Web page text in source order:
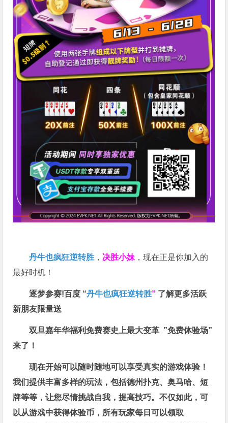
丹牛也疯狂逆转胜 ， 决胜小妹 ，现在正是你加入的
最好时机！
逐梦参赛!百度 “丹牛也疯狂逆转胜” 了解更多活跃
新朋友限量送
双旦嘉年华福利免费赛史上最大变革 ”免费体验场”
来了！
现在开始可以随时随地可以享受真实的游戏体验！
我们提供丰富多样的玩法，包括德州扑克、奥马哈、短
牌等等，让您尽情挑战自我，提高技巧。不仅如此，可
以从游戏中获得体验币，所有玩家每日可以领取